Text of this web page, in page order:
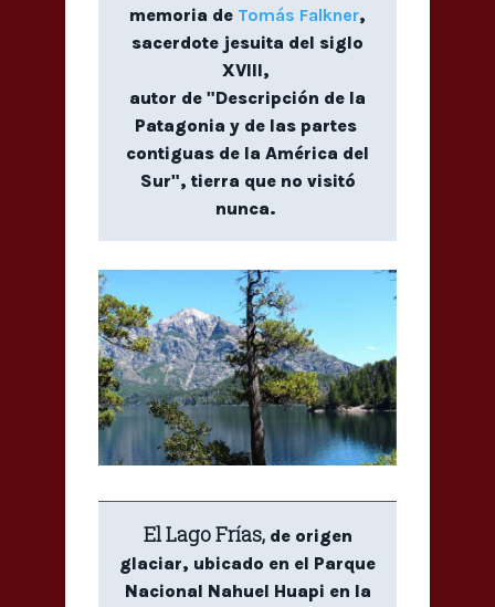
memoria de Tomás Falkner,
sacerdote jesuita del siglo
XVIII,
autor de "Descripción de la
Patagonia y de las partes
contiguas de la América del
Sur", tierra que no visitó
nunca.
El Lago Frías,de origen
glaciar, ubicado en el Parque
Nacional Nahuel Huapi en la